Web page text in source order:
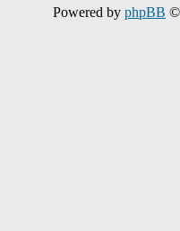
Powered by phpBB ©